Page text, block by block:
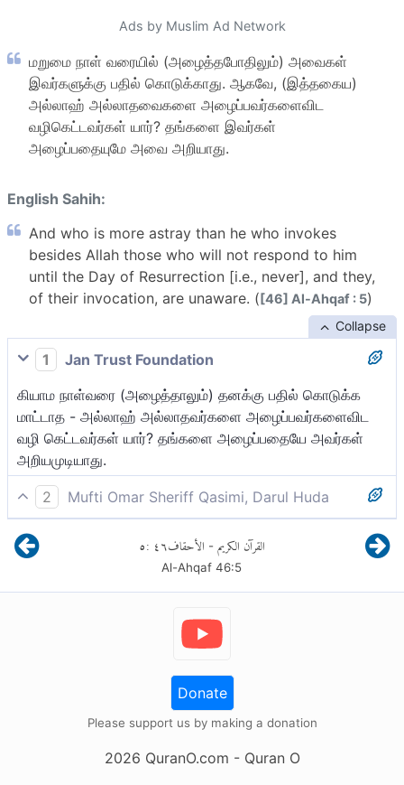
Ads by Muslim Ad Network
மறுமை நாள் வரையில் (அழைத்தபோதிலும்) அவைகள்
இவர்களுக்கு பதில் கொடுக்காது. ஆகவே, (இத்தகைய)
அல்லாஹ் அல்லாதவைகளை அழைப்பவர்களைவிட
வழிகெட்டவர்கள் யார்? தங்களை இவர்கள்
அழைப்பதையுமே அவை அறியாது.
English Sahih:
And who is more astray than he who invokes
besides Allah those who will not respond to him
until the Day of Resurrection [i.e., never], and they,
of their invocation, are unaware. ([46] Al-Ahqaf : 5)
Collapse
1
Jan Trust Foundation
கியாம நாள்வரை (அழைத்தாலும்) தனக்கு பதில் கொடுக்க
மாட்டாத - அல்லாஹ் அல்லாதவர்களை அழைப்பவர்களைவிட
வழி கெட்டவர்கள் யார்? தங்களை அழைப்பதையே அவர்கள்
அறியமுடியாது.
2
Mufti Omar Sheriff Qasimi, Darul Huda
அல்லாஹ்வை அன்றி மற்றவர்களை அழைகின்றவர்களை விட
மிகப் பெரிய வழிகேடர்கள் யார்? அவர்களோ அவர்களுக்கு (-
அழைக்கப்படுபவர்கள் அழைப்பவர்களுக்கு) மறுமை நாள் வரை
பதில் அளிக்க மாட்டார்கள். அவர்கள் அவர்களின் (-
அழைக்கப்படுபவர்கள் அழைப்பவர்களின்) துஆவை (-
அழைப்பை, பிரார்த்தனையை) அறிய மாட்டார்கள்.
القرآن الكريم - الأحقاف٤٦ :٥
Al-Ahqaf 46:5
Donate
Please support us by making a donation
2026 QuranO.com - Quran O